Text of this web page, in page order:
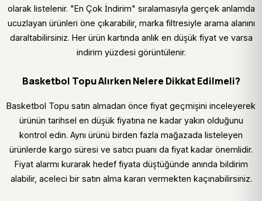
olarak listelenir. "En Çok İndirim" sıralamasıyla gerçek anlamda
ucuzlayan ürünleri öne çıkarabilir, marka filtresiyle arama alanını
daraltabilirsiniz. Her ürün kartında anlık en düşük fiyat ve varsa
indirim yüzdesi görüntülenir.
Basketbol Topu Alırken Nelere Dikkat Edilmeli?
Basketbol Topu satın almadan önce fiyat geçmişini inceleyerek
ürünün tarihsel en düşük fiyatına ne kadar yakın olduğunu
kontrol edin. Aynı ürünü birden fazla mağazada listeleyen
ürünlerde kargo süresi ve satıcı puanı da fiyat kadar önemlidir.
Fiyat alarmı kurarak hedef fiyata düştüğünde anında bildirim
alabilir, aceleci bir satın alma kararı vermekten kaçınabilirsiniz.